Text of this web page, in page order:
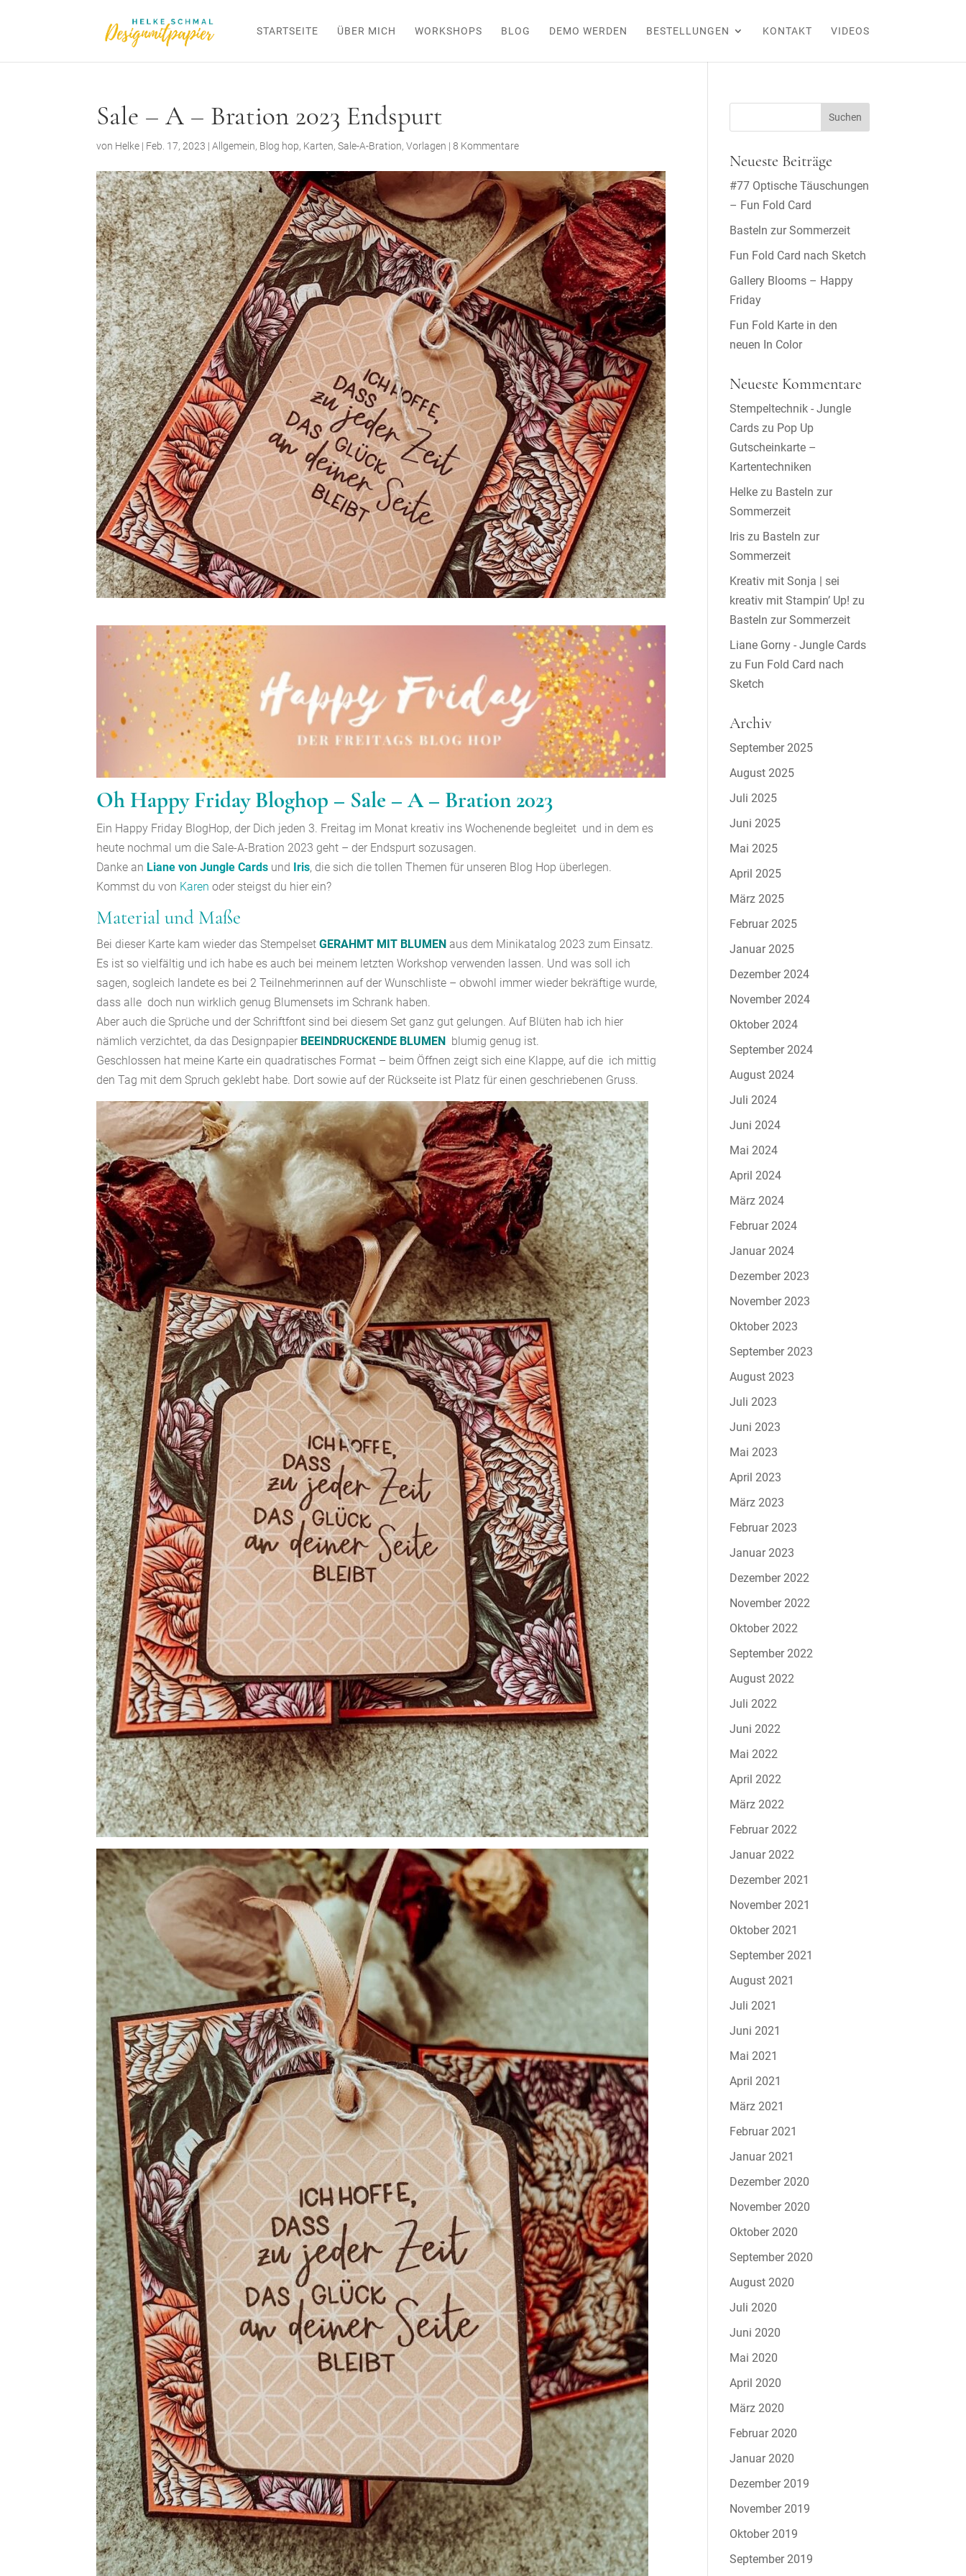
STARTSEITE ÜBER MICH WORKSHOPS BLOG DEMO WERDEN BESTELLUNGEN KONTAKT VIDEOS
Sale – A – Bration 2023 Endspurt
von Helke | Feb. 17, 2023 |Allgemein, Blog hop, Karten,Sale-A-Bration,Vorlagen |8 Kommentare
Oh Happy Friday Bloghop – Sale – A – Bration 2023
Ein Happy Friday BlogHop, der Dich jeden 3. Freitag im Monat kreativ ins Wochenende begleitet und in dem es
heute nochmal um die Sale-A-Bration 2023 geht – der Endspurt sozusagen.
Danke an Liane von Jungle Cards und Iris, die sich die tollen Themen für unseren Blog Hop überlegen.
Kommst du von Karen oder steigst du hier ein?
Material und Maße
Bei dieser Karte kam wieder das StempelsetGERAHMT MIT BLUMEN aus dem Minikatalog 2023 zum Einsatz.
Es ist so vielfältig und ich habe es auch bei meinem letzten Workshop verwenden lassen. Und was soll ich
sagen, sogleich landete es bei 2 Teilnehmerinnen auf der Wunschliste – obwohl immer wieder bekräftige wurde,
dass alle doch nun wirklich genug Blumensets im Schrank haben.
Aber auch die Sprüche und der Schriftfont sind bei diesem Set ganz gut gelungen. Auf Blüten hab ich hier
nämlich verzichtet, da das Designpapier BEEINDRUCKENDE BLUMEN blumig genug ist.
Geschlossen hat meine Karte ein quadratisches Format – beim Öffnen zeigt sich eine Klappe, auf die ich mittig
den Tag mit dem Spruch geklebt habe. Dort sowie auf der Rückseite ist Platz für einen geschriebenen Gruss.
Neueste Beiträge
#77 Optische Täuschungen
– Fun Fold Card
Basteln zur Sommerzeit
Fun Fold Card nach Sketch
Gallery Blooms – Happy
Friday
Fun Fold Karte in den
neuen In Color
Neueste Kommentare
Stempeltechnik - Jungle
Cards zu Pop Up
Gutscheinkarte –
Kartentechniken
Helke zu Basteln zur
Sommerzeit
Iris zu Basteln zur
Sommerzeit
Kreativ mit Sonja | sei
kreativ mit Stampin’ Up! zu
Basteln zur Sommerzeit
Liane Gorny - Jungle Cards
zu Fun Fold Card nach
Sketch
Archiv
September 2025
August 2025
Juli 2025
Juni 2025
Mai 2025
April 2025
März 2025
Februar 2025
Januar 2025
Dezember 2024
November 2024
Oktober 2024
September 2024
August 2024
Juli 2024
Juni 2024
Mai 2024
April 2024
März 2024
Februar 2024
Januar 2024
Dezember 2023
November 2023
Oktober 2023
September 2023
August 2023
Juli 2023
Juni 2023
Mai 2023
April 2023
März 2023
Februar 2023
Januar 2023
Dezember 2022
November 2022
Oktober 2022
September 2022
August 2022
Juli 2022
Juni 2022
Mai 2022
April 2022
März 2022
Februar 2022
Januar 2022
Dezember 2021
November 2021
Oktober 2021
September 2021
August 2021
Juli 2021
Juni 2021
Mai 2021
April 2021
März 2021
Februar 2021
Januar 2021
Dezember 2020
November 2020
Oktober 2020
September 2020
August 2020
Juli 2020
Juni 2020
Mai 2020
April 2020
März 2020
Februar 2020
Januar 2020
Dezember 2019
November 2019
Oktober 2019
September 2019